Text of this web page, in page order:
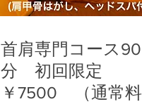
首肩専門コース90
分 初回限定
￥7500 （通常料